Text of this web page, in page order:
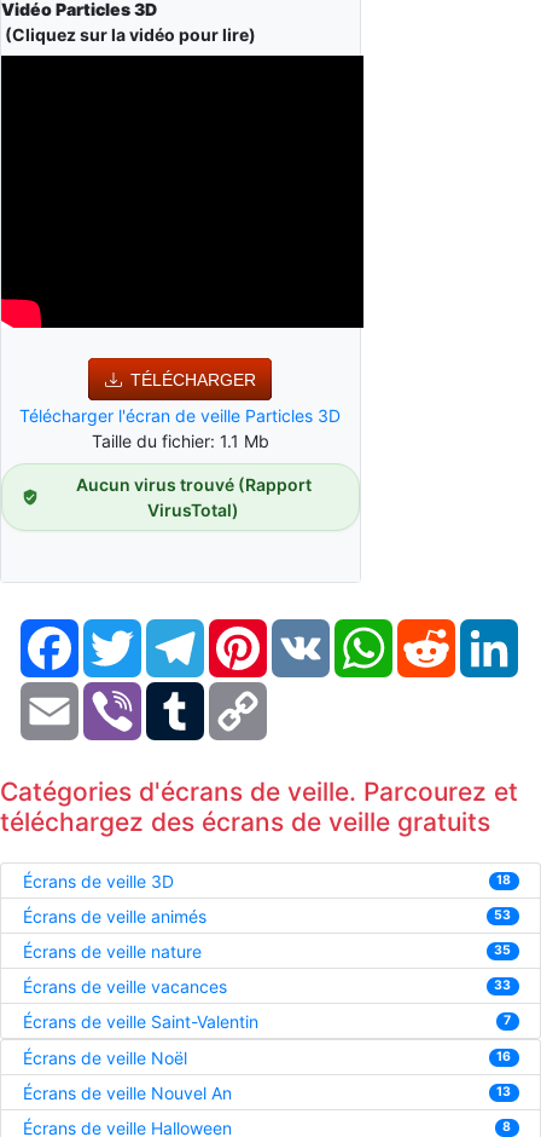
Vidéo Particles 3D
(Cliquez sur la vidéo pour lire)
TÉLÉCHARGER
Télécharger l'écran de veille Particles 3D
Taille du fichier: 1.1 Mb
Aucun virus trouvé (Rapport
VirusTotal)
FacebookTwitter TelegramPinterestVK WhatsAppReddit
Email Viber Tumblr
Catégories d'écrans de veille. Parcourez et
téléchargez des écrans de veille gratuits
Écrans de veille 3D 18
Écrans de veille animés 53
Écrans de veille nature 35
Écrans de veille vacances 33
Écrans de veille Saint-Valentin 7
Écrans de veille Noël 16
Écrans de veille Nouvel An 13
Écrans de veille Halloween 8